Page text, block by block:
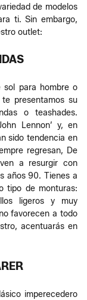
de modelos
ti. Sin embargo,
outlet:
para hombre o
presentamos su
o teashades.
Lennon’ y, en
sido tendencia en
regresan, De
a resurgir con
años 90. Tienes a
tipo de monturas:
ligeros y muy
favorecen a todo
acentuarás en
imperecedero